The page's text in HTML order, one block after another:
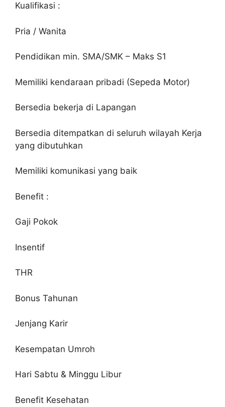
Kualifikasi :
Pria / Wanita
Pendidikan min. SMA/SMK – Maks S1
Memiliki kendaraan pribadi (Sepeda Motor)
Bersedia bekerja di Lapangan
Bersedia ditempatkan di seluruh wilayah Kerja
yang dibutuhkan
Memiliki komunikasi yang baik
Benefit :
Gaji Pokok
Insentif
THR
Bonus Tahunan
Jenjang Karir
Kesempatan Umroh
Hari Sabtu & Minggu Libur
Benefit Kesehatan